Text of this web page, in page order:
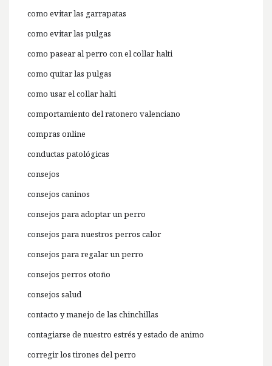
como evitar las garrapatas
como evitar las pulgas
como pasear al perro con el collar halti
como quitar las pulgas
como usar el collar halti
comportamiento del ratonero valenciano
compras online
conductas patológicas
consejos
consejos caninos
consejos para adoptar un perro
consejos para nuestros perros calor
consejos para regalar un perro
consejos perros otoño
consejos salud
contacto y manejo de las chinchillas
contagiarse de nuestro estrés y estado de animo
corregir los tirones del perro